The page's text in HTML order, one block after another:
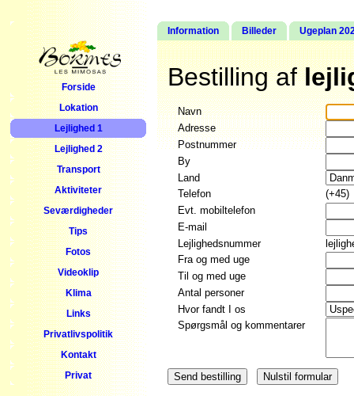
Forside
Lokation
Lejlighed 1
Lejlighed 2
Transport
Aktiviteter
Seværdigheder
Tips
Fotos
Videoklip
Klima
Links
Privatlivspolitik
Kontakt
Privat
Information Billeder Ugeplan
Bestilling af
Navn
Adresse
Postnummer
By
Land
Telefon
(+45)
Evt. mobiltelefon
E-mail
Lejlighedsnummer
Fra og med uge
Til og med uge
Antal personer
Hvor fandt I os
Spørgsmål og kommentarer